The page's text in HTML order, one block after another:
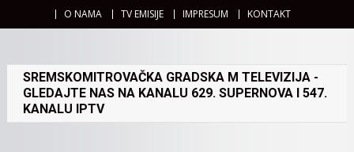
O NAMA TV EMISIJE IMPRESUM KONTAKT
SREMSKOMITROVAČKA GRADSKA M TELEVIZIJA -
GLEDAJTE NAS NA KANALU 629. SUPERNOVA I 547.
KANALU IPTV